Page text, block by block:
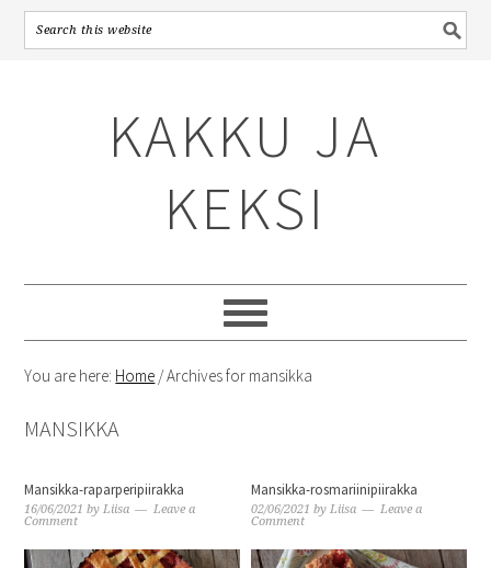
KAKKU JA
KEKSI
You are here: Home /Archives for mansikka
MANSIKKA
Mansikka-raparperipiirakka
16/06/2021 byLiisa
Leave a
Comment
Mansikka-rosmariinipiirakka
02/06/2021 byLiisa
Leave a
Comment